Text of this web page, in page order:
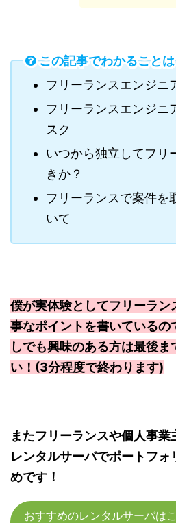
この記事でわかること
フリーランスエンジニ
フリーランスエンジニ
スク
いつから独立してフリ
きか？
フリーランスで案件を
いて
僕が実体験としてフリーラン
事なポイントを書いているの
しでも興味のある方は最後ま
い！(3分程度で終わります)
またフリーランスや個人事
レンタルサーバでポートフ
めです！
おすすめのレンタルサーバは